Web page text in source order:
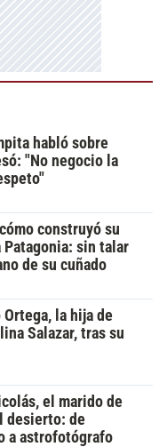
habló sobre
"No negocio la
construyó su
Patagonia: sin talar
de su cuñado
la hija de
Salazar, tras su
el marido de
desierto: de
a astrofotógrafo